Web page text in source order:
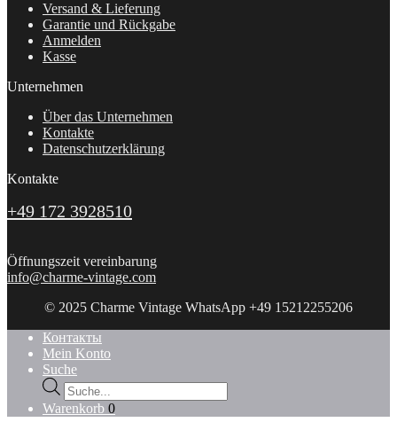
Versand & Lieferung
Garantie und Rückgabe
Anmelden
Kasse
Unternehmen
Über das Unternehmen
Kontakte
Datenschutzerklärung
Kontakte
+49 172 3928510
Öffnungszeit vereinbarung
info@charme-vintage.com
© 2025 Charme Vintage WhatsApp +49 15212255206
Контакты
Mein Konto
Suche
Products
search
Warenkorb 0